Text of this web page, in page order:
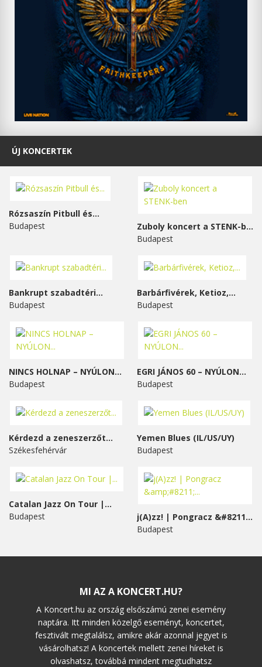
ÚJ KONCERTEK
Rózsaszín Pitbull és...
Budapest
Zuboly koncert a STENK-ben
Budapest
Bankrupt szabadtéri...
Budapest
Barbárfivérek, Ketioz,...
Budapest
NINCS HOLNAP – NYÚLON...
Budapest
EGRI JÁNOS 60 – NYÚLON...
Budapest
Kérdezd a zeneszerzőt...
Székesfehérvár
Yemen Blues (IL/US/UY)
Budapest
Catalan Jazz On Tour |...
Budapest
j(A)zz! | Pongracz &#8211;...
Budapest
MI AZ A KONCERT.HU?
A Koncert.hu az ország elsőszámú zenei esemény
naptára. Itt minden közelgő eseményt, koncertet,
fesztivált megtalálsz, amikre akár azonnal jegyet is
vásárolhatsz! A koncertek mellett zenei híreket is
olvashatsz, továbbá mindent megtudhatsz